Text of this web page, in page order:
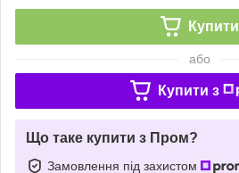
Купити
або
Купити з
Що таке купити з Пром?
Замовлення під захистом